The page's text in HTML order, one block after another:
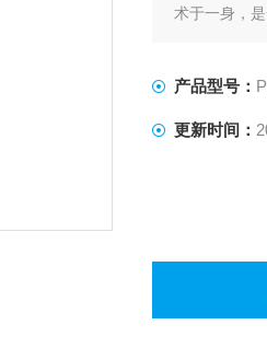
术于一身，
产品型号：
更新时间：